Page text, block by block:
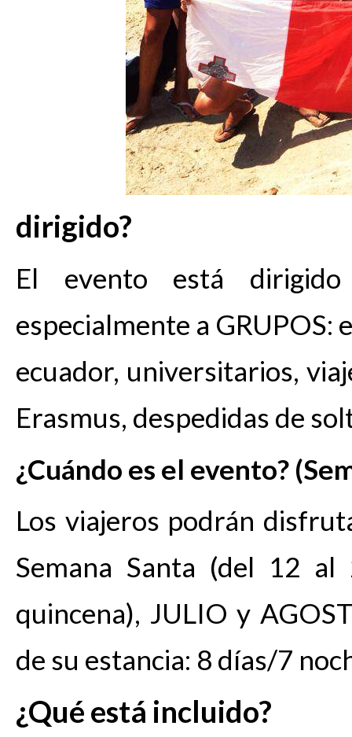
dirigido?
El evento está
especialmente a GRUPOS:
ecuador, universitarios,
Erasmus, despedidas de
¿Cuándo es el evento?
Los viajeros podrán
Semana Santa (del 12 al
quincena), JULIO y
de su estancia: 8 días/7
¿Qué está incluido?